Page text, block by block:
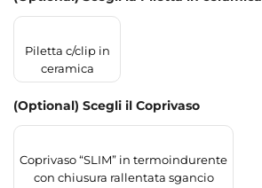
Piletta c/clip in
ceramica
(Optional) Scegli il Coprivaso
Coprivaso “SLIM” in termoindurente
con chiusura rallentata sgancio